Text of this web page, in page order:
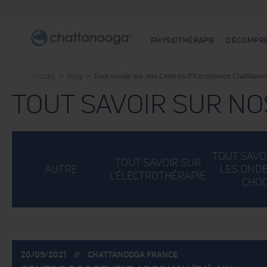
PHYSIOTHÉRAPIE
Accueil Blog Tout savoir sur nos Centres d'Excellence
TOUT SAVOIR SUR
AUTRE
TOUT SAVOIR SUR
L'ÉLECTROTHÉRAPIE
TOUT
LES
POSTÉ
20/09/2021 POSTÉ
CHATTANOOGA FRANCE